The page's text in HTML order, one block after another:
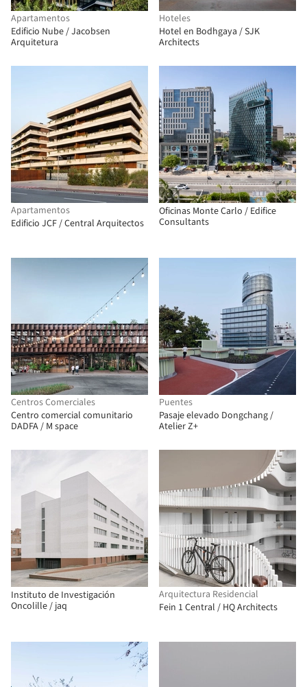
Apartamentos
Edificio Nube / Jacobsen
Arquitetura
Hoteles
Hotel en Bodhgaya / SJK
Architects
Apartamentos
Edificio JCF / Central Arquitectos
Oficinas Monte Carlo / Edifice
Consultants
Centros Comerciales
Centro comercial comunitario
DADFA / M space
Puentes
Pasaje elevado Dongchang /
Atelier Z+
Instituto de Investigación
Oncolille / jaq
Arquitectura Residencial
Fein 1 Central / HQ Architects